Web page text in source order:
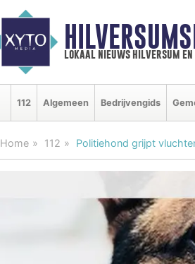
lokaal nieuws hilversum en
112 Algemeen Bedrijvengids
Home 112 Politiehond grijpt